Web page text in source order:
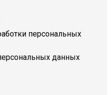
персональных
данных